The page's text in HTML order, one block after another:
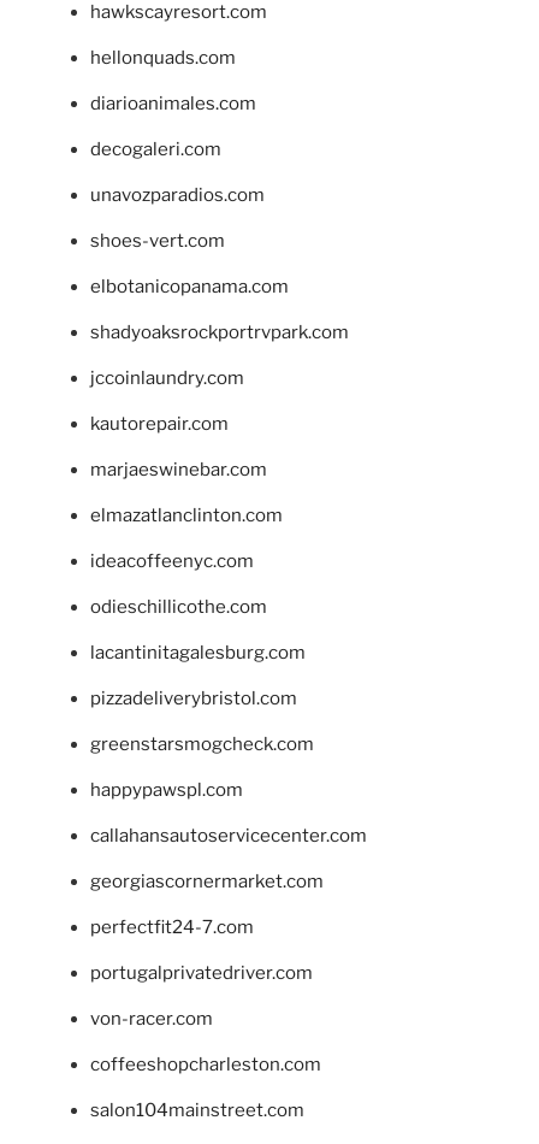
hawkscayresort.com
hellonquads.com
diarioanimales.com
decogaleri.com
unavozparadios.com
shoes-vert.com
elbotanicopanama.com
shadyoaksrockportrvpark.com
jccoinlaundry.com
kautorepair.com
marjaeswinebar.com
elmazatlanclinton.com
ideacoffeenyc.com
odieschillicothe.com
lacantinitagalesburg.com
pizzadeliverybristol.com
greenstarsmogcheck.com
happypawspl.com
callahansautoservicecenter.com
georgiascornermarket.com
perfectfit24-7.com
portugalprivatedriver.com
von-racer.com
coffeeshopcharleston.com
salon104mainstreet.com